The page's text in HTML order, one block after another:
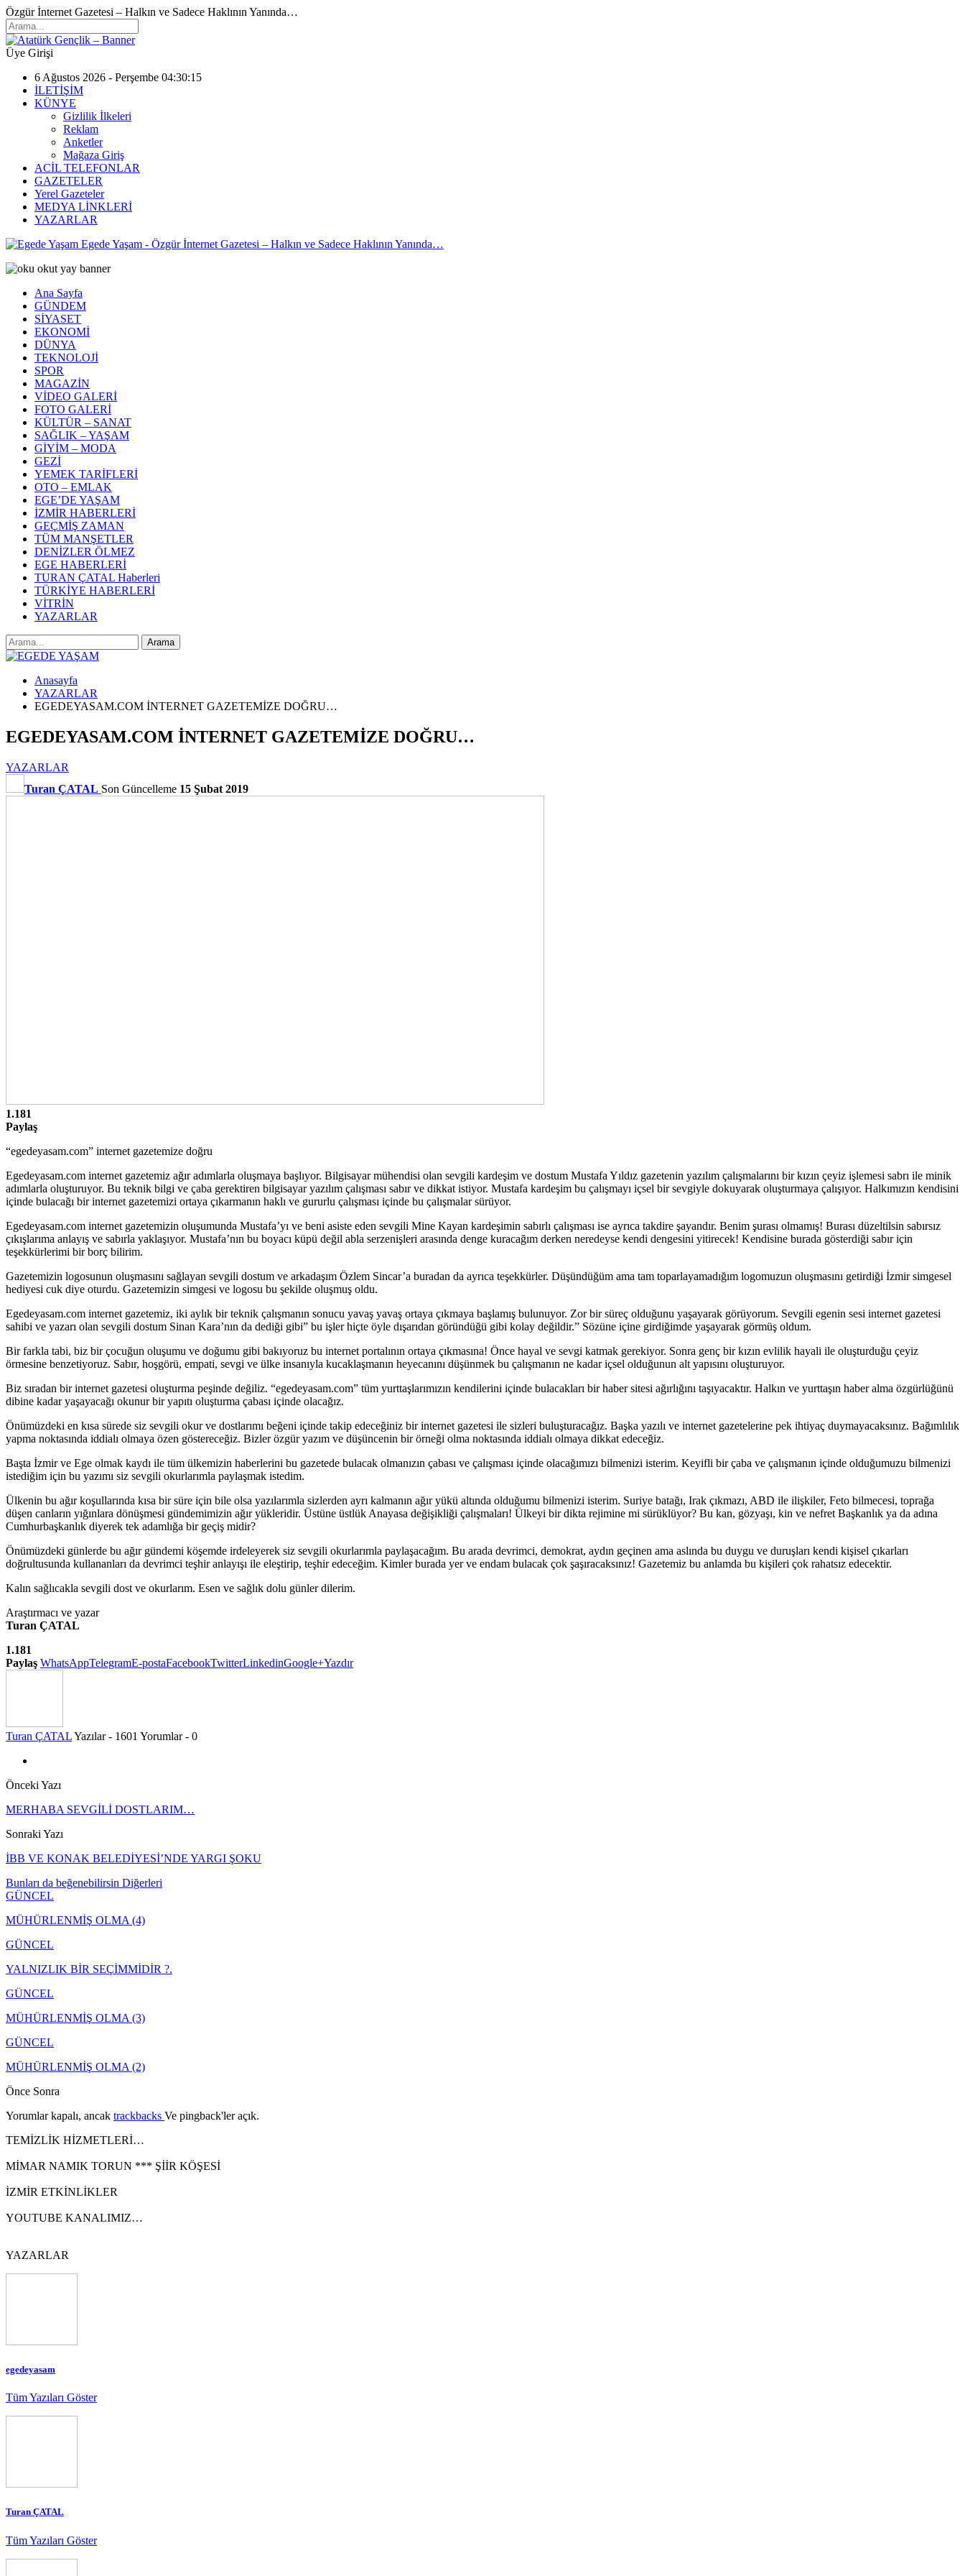
Özgür İnternet Gazetesi – Halkın ve Sadece Haklının Yanında…
Üye Girişi
6 Ağustos 2026 - Perşembe 04:30:15
İLETİŞİM
KÜNYE
Gizlilik İlkeleri
Reklam
Anketler
Mağaza Giriş
ACİL TELEFONLAR
GAZETELER
Yerel Gazeteler
MEDYA LİNKLERİ
YAZARLAR
Egede Yaşam - Özgür İnternet Gazetesi – Halkın ve Sadece Haklının Yanında…
Ana Sayfa
GÜNDEM
SİYASET
EKONOMİ
DÜNYA
TEKNOLOJİ
SPOR
MAGAZİN
VİDEO GALERİ
FOTO GALERİ
KÜLTÜR – SANAT
SAĞLIK – YAŞAM
GİYİM – MODA
GEZİ
YEMEK TARİFLERİ
OTO – EMLAK
EGE’DE YAŞAM
İZMİR HABERLERİ
GEÇMİŞ ZAMAN
TÜM MANŞETLER
DENİZLER ÖLMEZ
EGE HABERLERİ
TURAN ÇATAL Haberleri
TÜRKİYE HABERLERİ
VİTRİN
YAZARLAR
Anasayfa
YAZARLAR
EGEDEYASAM.COM İNTERNET GAZETEMİZE DOĞRU…
EGEDEYASAM.COM İNTERNET GAZETEMİZE DOĞRU…
YAZARLAR
Turan ÇATAL Son Güncelleme 15 Şubat 2019
1.181
Paylaş
“egedeyasam.com” internet gazetemize doğru
Egedeyasam.com internet gazetemiz ağır adımlarla oluşmaya başlıyor. Bilgisayar mühendisi olan sevgili kardeşim ve dostum Mustafa Yıldız gazetenin yazılım çalışmalarını bir kızın çeyiz işlemesi sabrı ile minik
adımlarla oluşturuyor. Bu teknik bilgi ve çaba gerektiren bilgisayar yazılım çalışması sabır ve dikkat istiyor. Mustafa kardeşim bu çalışmayı içsel bir sevgiyle dokuyarak oluşturmaya çalışıyor. Halkımızın kendisini
içinde bulacağı bir internet gazetemizi ortaya çıkarmanın haklı ve gururlu çalışması içinde bu çalışmalar sürüyor.
Egedeyasam.com internet gazetemizin oluşumunda Mustafa’yı ve beni asiste eden sevgili Mine Kayan kardeşimin sabırlı çalışması ise ayrıca takdire şayandır. Benim şurası olmamış! Burası düzeltilsin sabırsız
çıkışlarıma anlayış ve sabırla yaklaşıyor. Mustafa’nın bu boyacı küpü değil abla serzenişleri arasında denge kuracağım derken neredeyse kendi dengesini yitirecek! Kendisine burada gösterdiği sabır için
teşekkürlerimi bir borç bilirim.
Gazetemizin logosunun oluşmasını sağlayan sevgili dostum ve arkadaşım Özlem Sincar’a buradan da ayrıca teşekkürler. Düşündüğüm ama tam toparlayamadığım logomuzun oluşmasını getirdiği İzmir simgesel
hediyesi cuk diye oturdu. Gazetemizin simgesi ve logosu bu şekilde oluşmuş oldu.
Egedeyasam.com internet gazetemiz, iki aylık bir teknik çalışmanın sonucu yavaş yavaş ortaya çıkmaya başlamış bulunuyor. Zor bir süreç olduğunu yaşayarak görüyorum. Sevgili egenin sesi internet gazetesi
sahibi ve yazarı olan sevgili dostum Sinan Kara’nın da dediği gibi” bu işler hiçte öyle dışarıdan göründüğü gibi kolay değildir.” Sözüne içine girdiğimde yaşayarak görmüş oldum.
Bir farkla tabi, biz bir çocuğun oluşumu ve doğumu gibi bakıyoruz bu internet portalının ortaya çıkmasına! Önce hayal ve sevgi katmak gerekiyor. Sonra genç bir kızın evlilik hayali ile oluşturduğu çeyiz
örmesine benzetiyoruz. Sabır, hoşgörü, empati, sevgi ve ülke insanıyla kucaklaşmanın heyecanını düşünmek bu çalışmanın ne kadar içsel olduğunun alt yapısını oluşturuyor.
Biz sıradan bir internet gazetesi oluşturma peşinde değiliz. “egedeyasam.com” tüm yurttaşlarımızın kendilerini içinde bulacakları bir haber sitesi ağırlığını taşıyacaktır. Halkın ve yurttaşın haber alma özgürlüğünü
dibine kadar yaşayacağı okunur bir yapıtı oluşturma çabası içinde olacağız.
Önümüzdeki en kısa sürede siz sevgili okur ve dostlarımı beğeni içinde takip edeceğiniz bir internet gazetesi ile sizleri buluşturacağız. Başka yazılı ve internet gazetelerine pek ihtiyaç duymayacaksınız. Bağımlılık
yapma noktasında iddialı olmaya özen göstereceğiz. Bizler özgür yazım ve düşüncenin bir örneği olma noktasında iddialı olmaya dikkat edeceğiz.
Başta İzmir ve Ege olmak kaydı ile tüm ülkemizin haberlerini bu gazetede bulacak olmanızın çabası ve çalışması içinde olacağımızı bilmenizi isterim. Keyifli bir çaba ve çalışmanın içinde olduğumuzu bilmenizi
istediğim için bu yazımı siz sevgili okurlarımla paylaşmak istedim.
Ülkenin bu ağır koşullarında kısa bir süre için bile olsa yazılarımla sizlerden ayrı kalmanın ağır yükü altında olduğumu bilmenizi isterim. Suriye batağı, Irak çıkmazı, ABD ile ilişkiler, Feto bilmecesi, toprağa
düşen canların yığınlara dönüşmesi gündemimizin ağır yükleridir. Üstüne üstlük Anayasa değişikliği çalışmaları! Ülkeyi bir dikta rejimine mi sürüklüyor? Bu kan, gözyaşı, kin ve nefret Başkanlık ya da adına
Cumhurbaşkanlık diyerek tek adamlığa bir geçiş midir?
Önümüzdeki günlerde bu ağır gündemi köşemde irdeleyerek siz sevgili okurlarımla paylaşacağım. Bu arada devrimci, demokrat, aydın geçinen ama aslında bu duygu ve duruşları kendi kişisel çıkarları
doğrultusunda kullananları da devrimci teşhir anlayışı ile eleştirip, teşhir edeceğim. Kimler burada yer ve endam bulacak çok şaşıracaksınız! Gazetemiz bu anlamda bu kişileri çok rahatsız edecektir.
Kalın sağlıcakla sevgili dost ve okurlarım. Esen ve sağlık dolu günler dilerim.
Araştırmacı ve yazar
Turan ÇATAL
1.181
Paylaş WhatsAppTelegramE-postaFacebookTwitterLinkedinGoogle+Yazdır
Turan ÇATALYazılar - 1601 Yorumlar - 0
Önceki Yazı
MERHABA SEVGİLİ DOSTLARIM…
Sonraki Yazı
İBB VE KONAK BELEDİYESİ’NDE YARGI ŞOKU
Bunları da beğenebilirsin Diğerleri
GÜNCEL
MÜHÜRLENMİŞ OLMA (4)
GÜNCEL
YALNIZLIK BİR SEÇİMMİDİR ?.
GÜNCEL
MÜHÜRLENMİŞ OLMA (3)
GÜNCEL
MÜHÜRLENMİŞ OLMA (2)
Önce Sonra
Yorumlar kapalı, ancak trackbacks Ve pingback'ler açık.
TEMİZLİK HİZMETLERİ…
MİMAR NAMIK TORUN *** ŞİİR KÖŞESİ
İZMİR ETKİNLİKLER
YOUTUBE KANALIMIZ…
YAZARLAR
egedeyasam
Tüm Yazıları Göster
Turan ÇATAL
Tüm Yazıları Göster